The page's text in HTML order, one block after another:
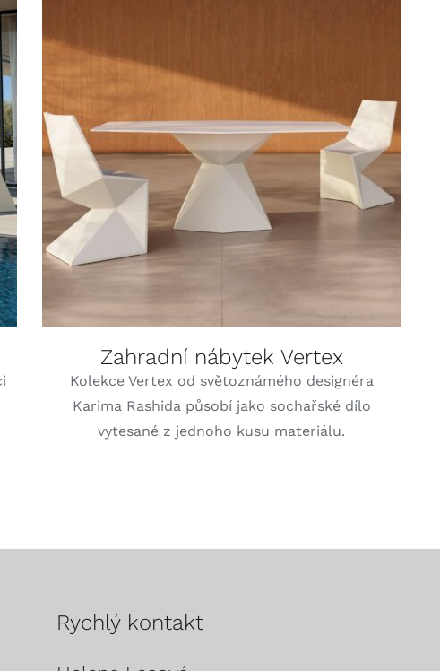
DETAILY
Zahradní nábytek Vertex
Kolekce Vertex od světoznámého designéra
Karima Rashida působí jako sochařské dílo
vytesané z jednoho kusu materiálu.
Rychlý kontakt